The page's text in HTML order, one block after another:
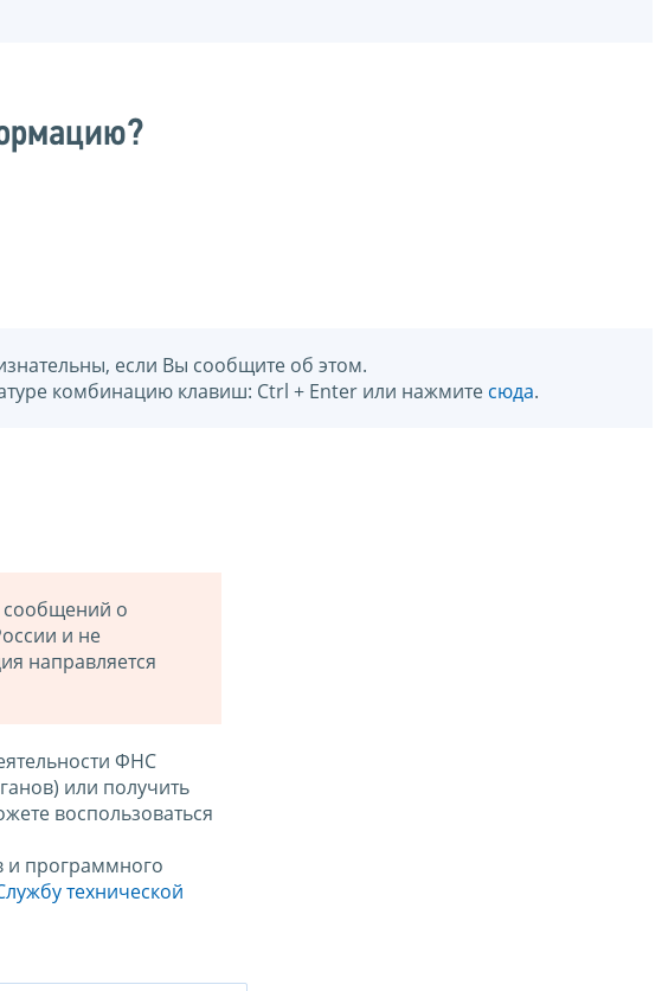
если Вы сообщите об этом.
комбинацию клавиш: Ctrl + Enter или нажмите сюда.
сообщений о
и не
направляется
ФНС
или получить
воспользоваться
и программного
технической